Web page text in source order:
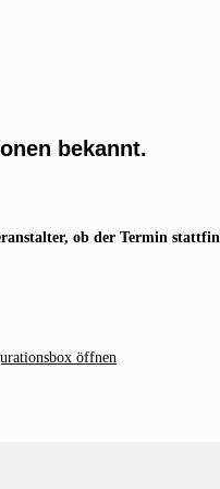
bekannt.
ob der Termin
öffnen